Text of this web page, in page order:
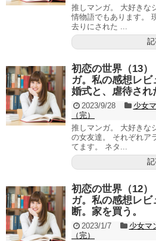
推しマンガ。 大好きな
情物語でもあります。
去りにされた ...
初恋の世界（13
ガ。私の感想レ
婚式と、虐待され
2023/9/28 少女
（完）
推しマンガ。 大好きな
の女友達。 それぞれア
てます。 ネタ...
初恋の世界（12
ガ。私の感想レ
断。家を買う。
2023/1/7 少女マ
（完）